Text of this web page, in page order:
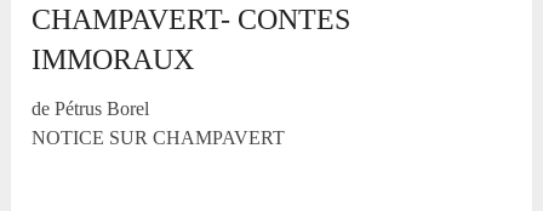
CHAMPAVERT- CONTES
IMMORAUX
de Pétrus Borel
NOTICE SUR CHAMPAVERT